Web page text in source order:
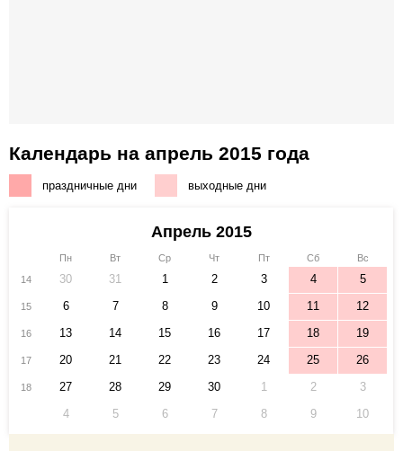
Календарь на апрель 2015 года
праздничные дни выходные дни
Апрель 2015
Пн Вт Ср Чт Пт Сб
Вс
14
30 31 1 2 3 4 5
15 6 7 8 9 10 11 12
16 13 14 15 16 17 18 19
17 20 21 22 23 24 25 26
18 27 28 29 30 1 2
3
4
5 6 7 8 9 10